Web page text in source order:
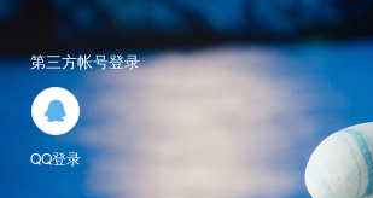
第三方帐号登录

QQ登录